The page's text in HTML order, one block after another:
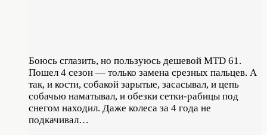
Боюсь сглазить, но пользуюсь дешевой MTD 61.
Пошел 4 сезон — только замена срезных пальцев. А
так, и кости, собакой зарытые, засасывал, и цепь
собачью наматывал, и обезки сетки-рабицы под
снегом находил. Даже колеса за 4 года не
подкачивал…